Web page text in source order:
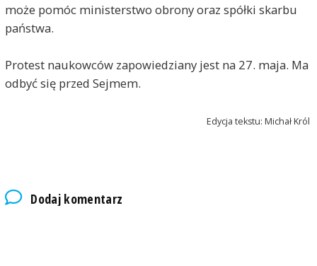
może pomóc ministerstwo obrony oraz spółki skarbu
państwa.
Protest naukowców zapowiedziany jest na 27. maja. Ma
odbyć się przed Sejmem.
Edycja tekstu: Michał Król
Dodaj komentarz